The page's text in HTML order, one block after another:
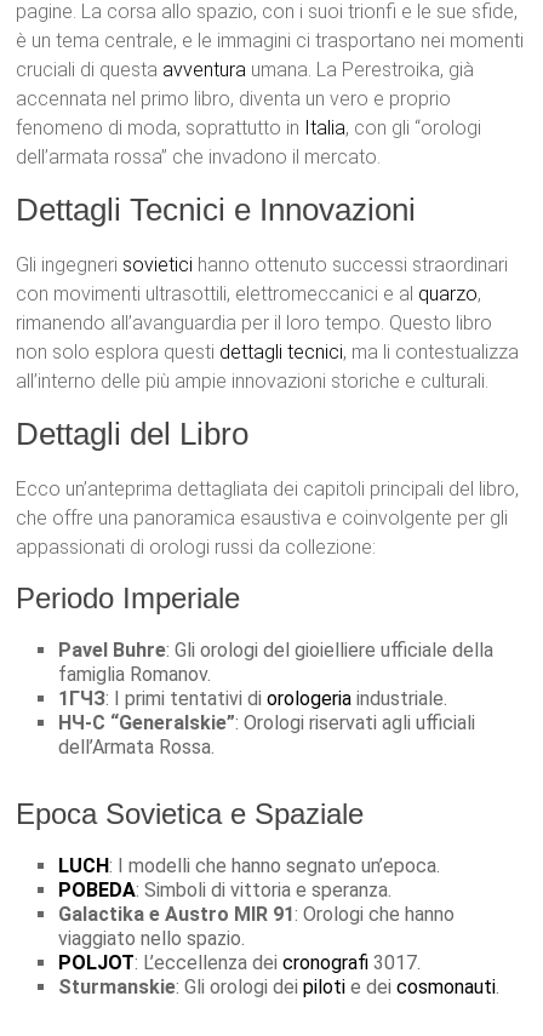
pagine. La corsa allo spazio, con i suoi trionfi e le sue sfide,
è un tema centrale, e le immagini ci trasportano nei momenti
cruciali di questa avventura umana. La Perestroika, già
accennata nel primo libro, diventa un vero e proprio
fenomeno di moda, soprattutto in Italia, con gli “orologi
dell’armata rossa” che invadono il mercato.
Dettagli Tecnici e Innovazioni
Gli ingegneri sovietici hanno ottenuto successi straordinari
con movimenti ultrasottili, elettromeccanici e al quarzo,
rimanendo all’avanguardia per il loro tempo. Questo libro
non solo esplora questi dettagli tecnici, ma li contestualizza
all’interno delle più ampie innovazioni storiche e culturali.
Dettagli del Libro
Ecco un’anteprima dettagliata dei capitoli principali del libro,
che offre una panoramica esaustiva e coinvolgente per gli
appassionati di orologi russi da collezione:
Periodo Imperiale
Pavel Buhre: Gli orologi del gioielliere ufficiale della
famiglia Romanov.
1ГЧЗ: I primi tentativi diorologeria industriale.
НЧ-С “Generalskie”: Orologi riservati agli ufficiali
dell’Armata Rossa.
Epoca Sovietica e Spaziale
LUCH: I modelli che hanno segnato un’epoca.
POBEDA: Simboli di vittoria e speranza.
Galactika e Austro MIR 91: Orologi che hanno
viaggiato nello spazio.
POLJOT: L’eccellenza deicronografi 3017.
Sturmanskie: Gli orologi deipiloti e deicosmonauti.